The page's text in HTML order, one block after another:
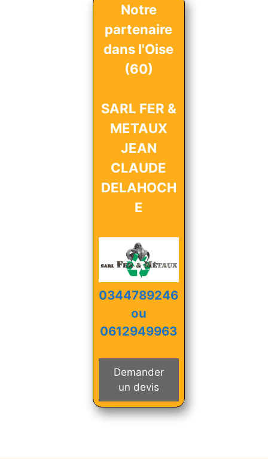
Notre
partenaire
dans l'Oise
(60)
SARL FER &
METAUX
JEAN
CLAUDE
DELAHOCH
E
0344789246
ou
0612949963
Demander
un devis